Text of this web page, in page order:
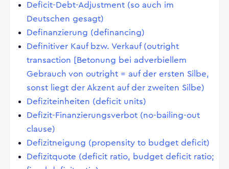
Deficit-Debt-Adjustment (so auch im
Deutschen gesagt)
Definanzierung (definancing)
Definitiver Kauf bzw. Verkauf (outright
transaction [Betonung bei adverbiellem
Gebrauch von outright = auf der ersten Silbe,
sonst liegt der Akzent auf der zweiten Silbe)
Defiziteinheiten (deficit units)
Defizit-Finanzierungsverbot (no-bailing-out
clause)
Defizitneigung (propensity to budget deficit)
Defizitquote (deficit ratio, budget deficit ratio;